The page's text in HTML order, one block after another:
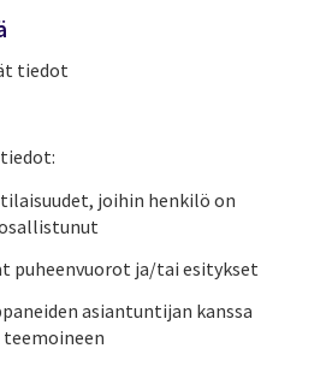
tiedot
joihin henkilö on
puheenvuorot ja/tai esitykset
asiantuntijan kanssa